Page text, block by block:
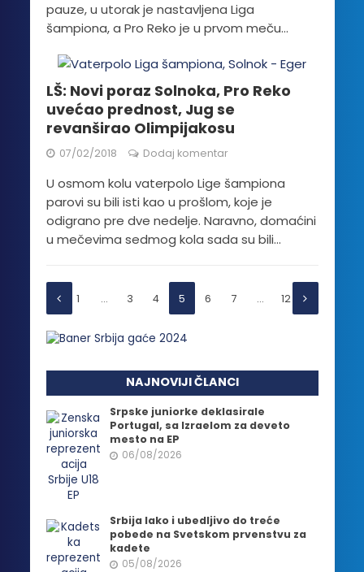
pauze, u utorak je nastavljena Liga
šampiona, a Pro Reko je u prvom meču...
LŠ: Novi poraz Solnoka, Pro Reko
uvećao prednost, Jug se
revanširao Olimpijakosu
07/02/2018 Dodaj komentar
U osmom kolu vaterpolo Lige šampiona
parovi su bili isti kao u prošlom, koje je
odigrano pre dve nedelje. Naravno, domaćini
u mečevima sedmog kola sada su bili...
1 … 3 4 5 6 7 … 12
NAJNOVIJI ČLANCI
Srpske juniorke deklasirale
Portugal, sa Izraelom za deveto
mesto na EP
06/08/2026
Srbija lako i ubedljivo do treće
pobede na Svetskom prvenstvu za
kadete
05/08/2026